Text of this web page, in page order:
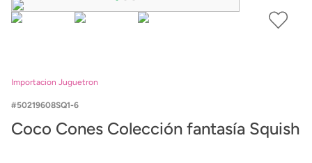
Importacion Juguetron
50219608SQ1-6
Coco Cones Colección fantasía Squish